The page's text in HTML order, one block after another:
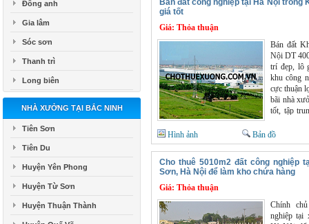
Đông anh
Gia lâm
Sóc sơn
Thanh trì
Long biên
NHÀ XƯỞNG TẠI BẮC NINH
Tiên Sơn
Tiên Du
Huyện Yên Phong
Huyện Từ Sơn
Huyện Thuận Thành
Bán đất công nghiệp tại Hà Nội trong
giá tốt
Giá: Thỏa thuận
Bán đất
Nội DT
trí đẹp, lô
khu công
cực thuận
bãi nhà
tốt, tập
Hình ảnh
Bản đồ
Cho thuê 5010m2 đất công nghiệp
Sơn, Hà Nội để làm kho chứa hàng
Giá: Thỏa thuận
Chính
nghiệp tại